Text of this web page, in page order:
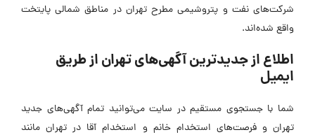
شرکت‌های نفت و پتروشیمی مطرح تهران در مناطق شمالی پایتخت
واقع شده‌اند.
اطلاع از جدیدترین آگهی‌های تهران از طریق
ایمیل
شما با جستجوی مستقیم در سایت می‌توانید تمام آگهی‌های جدید
تهران و فرصت‌های استخدام خانم و استخدام آقا در تهران مانند